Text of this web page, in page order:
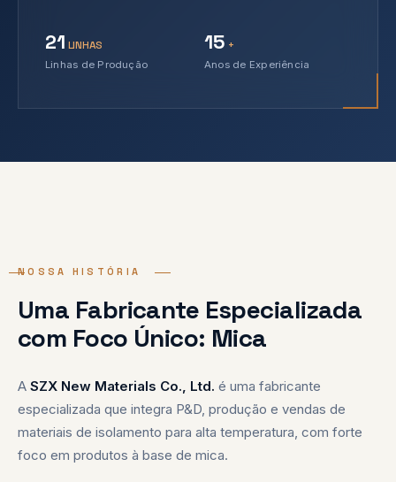
21 LINHAS
Linhas de Produção
15 +
Anos de Experiência
2010
◆ FUNDADA
que protege sistemas
críticos — porque
confiabilidade nunca é
opcional."
NOSSA HISTÓRIA
Uma Fabricante Especializada
com Foco Único: Mica
A SZX New Materials Co., Ltd. é uma fabricante
especializada que integra P&D, produção e vendas de
materiais de isolamento para alta temperatura, com forte
foco em produtos à base de mica.